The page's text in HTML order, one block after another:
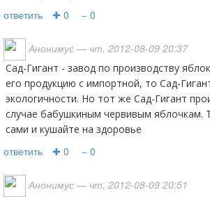
ответить ✚ 0 − 0
Анонимус — чт, 2012-08-09 20:37
Сад-Гигант - завод по производству яблок и если сравнить
его продукцию с импортной, то Сад-
экологичности. Но тот же Сад-Гигант
случае бабушкиным червивым яблочкам.
сами и кушайте на здоровье
ответить ✚ 0 − 0
Анонимус — чт, 2012-08-09 20:51